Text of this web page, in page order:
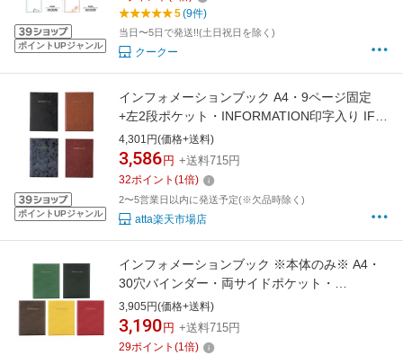
ポイントUPジャンル
5(9件)
当日〜5日で発送!!(土日祝日を除く)
クークー
ポイントUPジャンル
インフォメーションブック A4・9ページ固定
+左2段ポケット・INFORMATION印字入り IF-1
BBインフォメーション ホテル旅館客室案内用
品
4,301円(価格+送料)
3,586 円 +送料715円
32ポイント (1倍)
2〜5営業日以内に発送予定(※欠品時除く)
atta楽天市場店
インフォメーションブック ※本体のみ※ A4・
30穴バインダー・両サイドポケット・
INFORMATION印字入り IF-411 レザータッチ
グルーブインフォメーション ホテル旅館客室
案内用品
3,905円(価格+送料)
3,190 円 +送料715円
29ポイント (1倍)